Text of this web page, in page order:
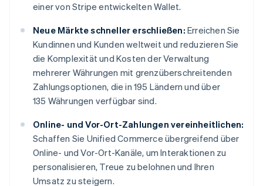
einer von Stripe entwickelten Wallet.
Neue Märkte schneller erschließen: Erreichen Sie
Kundinnen und Kunden weltweit und reduzieren Sie
die Komplexität und Kosten der Verwaltung
mehrerer Währungen mit grenzüberschreitenden
Zahlungsoptionen, die in 195 Ländern und über
135 Währungen verfügbar sind.
Online- und Vor-Ort-Zahlungen vereinheitlichen:
Schaffen Sie Unified Commerce übergreifend über
Online- und Vor-Ort-Kanäle, um Interaktionen zu
personalisieren, Treue zu belohnen und Ihren
Umsatz zu steigern.